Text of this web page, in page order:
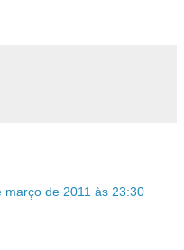
março de 2011 às 23:30